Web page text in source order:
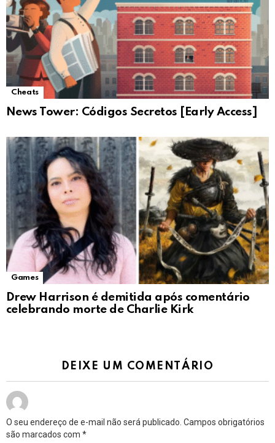
Cheats
News Tower: Códigos Secretos [Early Access]
Games
Drew Harrison é demitida após comentário
celebrando morte de Charlie Kirk
DEIXE UM COMENTÁRIO
O seu endereço de e-mail não será publicado. Campos obrigatórios
são marcados com *